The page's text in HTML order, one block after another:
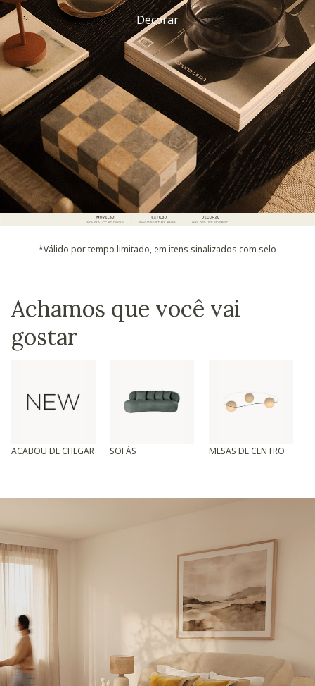
Decorar
*Válido por tempo limitado, em itens sinalizados com selo
Achamos que você vai
gostar
ACABOU DE CHEGAR SOFÁS MESAS DE CENTRO